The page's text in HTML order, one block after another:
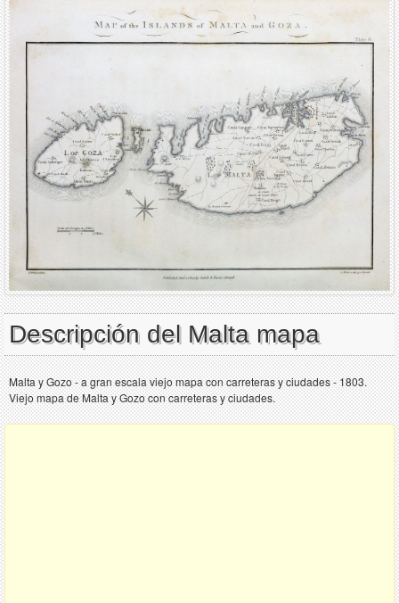
Descripción del Malta mapa
Malta y Gozo - a gran escala viejo mapa con carreteras y ciudades - 1803.
Viejo mapa de Malta y Gozo con carreteras y ciudades.